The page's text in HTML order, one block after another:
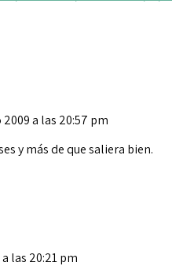
a las 20:57 pm
y más de que saliera bien.
las 20:21 pm